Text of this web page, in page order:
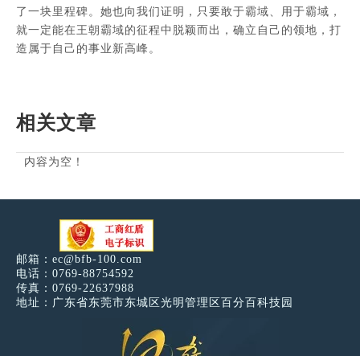
了一块里程碑。她也向我们证明，只要敢于霸域、用于霸域，
就一定能在王朝霸域的征程中脱颖而出，确立自己的领地，打
造属于自己的事业新高峰。
相关文章
内容为空！
邮箱： ec@bfb-100.com
电话：0769-88754592
传真：0769-22637988
地址：广东省东莞市东城区光明管理区百分百科技园